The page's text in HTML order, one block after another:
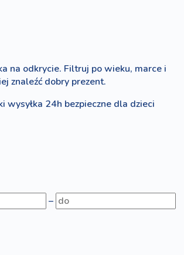
na odkrycie. Filtruj po wieku, marce i
znaleźć dobry prezent.
wysyłka 24h bezpieczne dla dzieci
–